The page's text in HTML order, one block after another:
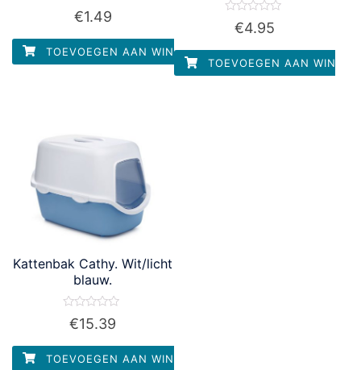
Waardering
5
€1.49
TOEVOEGEN AAN WINKELWAGEN
Waardering
5
€4.95
TOEVOEGEN AAN
Kattenbak Cathy. Wit/licht
blauw.
Waardering
5
€15.39
TOEVOEGEN AAN WINKELWAGEN